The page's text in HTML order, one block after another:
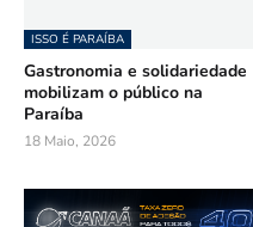
ISSO É PARAÍBA
Gastronomia e solidariedade
mobilizam o público na
Paraíba
18 Maio, 2026